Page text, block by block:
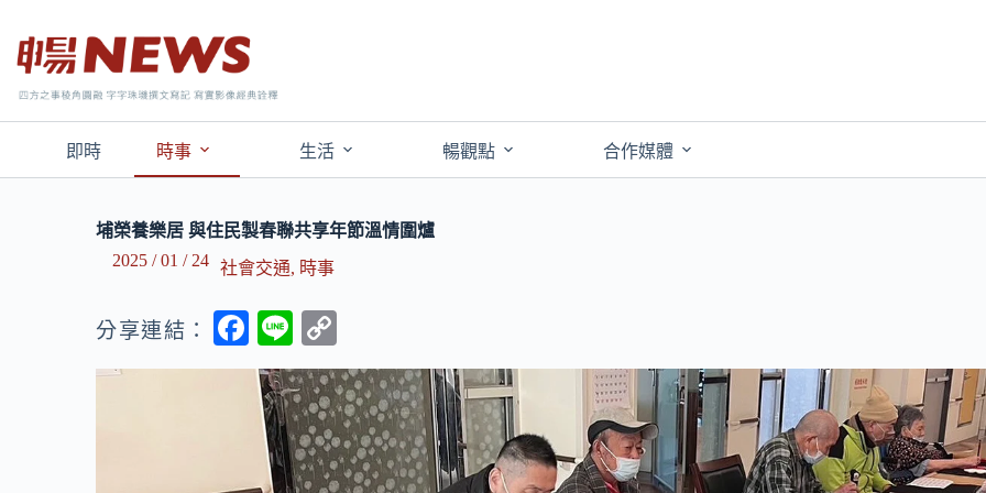
即時 時事 生活 暢觀點 合作媒體
埔榮養樂居 與住民製春聯共享年節溫情圍爐
2025 / 01 / 24
社會交通, 時事
分享連結：
F
ac
e
b
o
Li
n
e
o
p
y
Li